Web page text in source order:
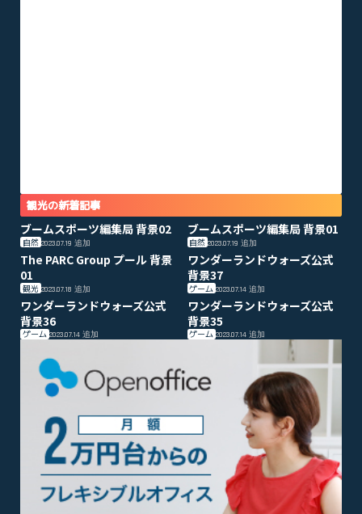
観光の新着記事
ブームスポーツ編集局 背景02
自然 2023.07.19 追加
ブームスポーツ編集局 背景01
自然 2023.07.19追加
The PARC Group プール 背景
01
観光 2023.07.18 追加
ワンダーランドウォーズ公式
背景37
ゲーム 2023.07.14追加
ワンダーランドウォーズ公式
背景36
ゲーム 2023.07.14 追加
ワンダーランドウォーズ公式
背景35
ゲーム 2023.07.14追加